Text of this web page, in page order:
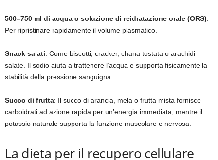
500–750 ml di acqua o soluzione di reidratazione orale (ORS):
Per ripristinare rapidamente il volume plasmatico.
Snack salati: Come biscotti, cracker, chana tostata o arachidi
salate. Il sodio aiuta a trattenere l’acqua e supporta fisicamente la
stabilità della pressione sanguigna.
Succo di frutta: Il succo di arancia, mela o frutta mista fornisce
carboidrati ad azione rapida per un’energia immediata, mentre il
potassio naturale supporta la funzione muscolare e nervosa.
La dieta per il recupero cellulare